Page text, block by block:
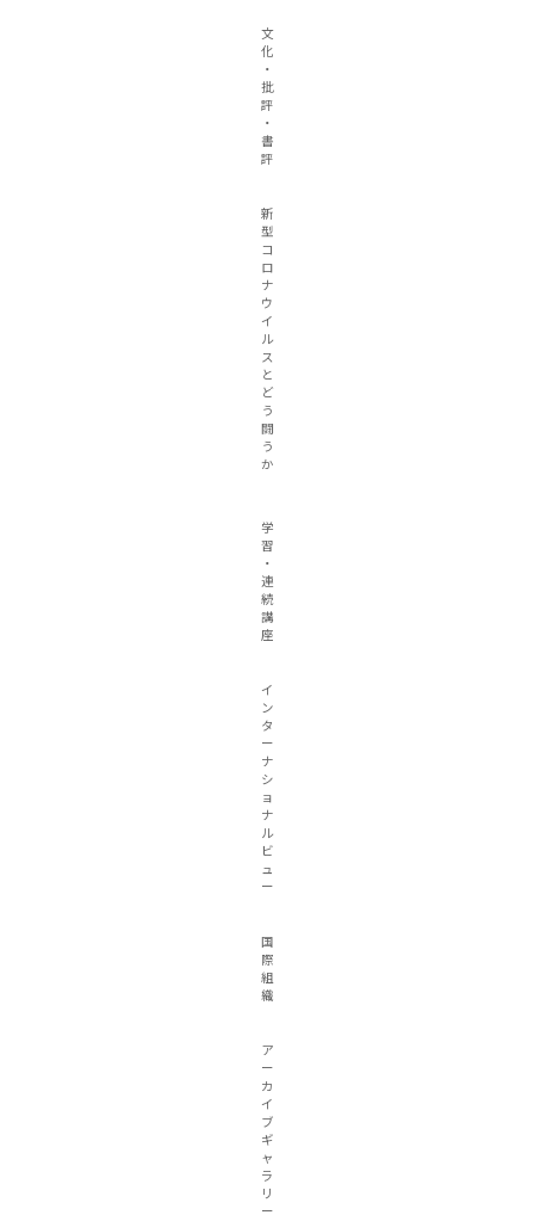
文
化
・
批
評
・
書
評
新
型
コ
ロ
ナ
ウ
イ
ル
ス
と
ど
う
闘
う
か
学
習
・
連
続
講
座
イ
ン
タ
ー
ナ
シ
ョ
ナ
ル
ビ
ュ
ー
国
際
組
織
ア
ー
カ
イ
ブ
ギ
ャ
ラ
リ
ー